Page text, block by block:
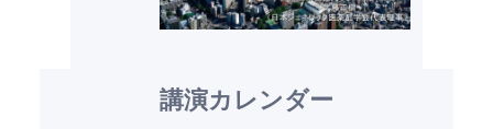
講演カレンダー